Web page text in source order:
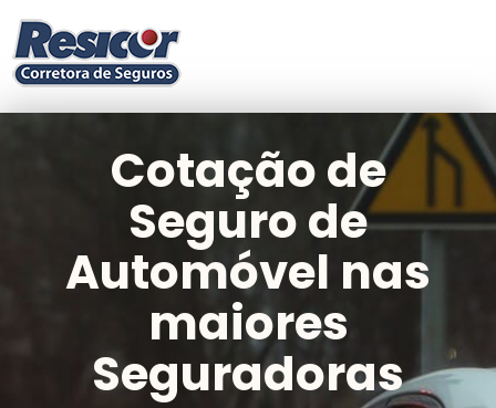
Cotação de
Seguro de
Automóvel nas
maiores
Seguradoras